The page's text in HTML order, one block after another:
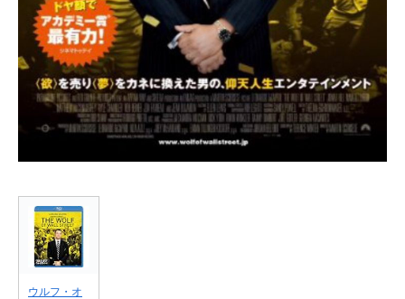
ウルフ・オ